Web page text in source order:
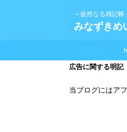
～徒然なる雑記帳
みなずきめ
広告に関する明記
当ブログにはア